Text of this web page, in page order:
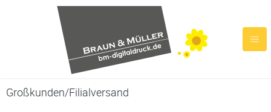
Großkunden/Filialversand